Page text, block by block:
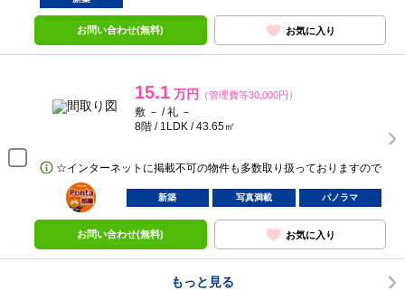
お問い合わせ(無料) お気に入り
15.1 万円 （管理費等30,000円）
敷 － / 礼 －
8階 / 1LDK / 43.65㎡
☆インターネットに掲載不可の物件も多数取り扱っておりますので
ポンタ
部屋
新築 写真満載 パノラマ
お問い合わせ(無料) お気に入り
もっと見る